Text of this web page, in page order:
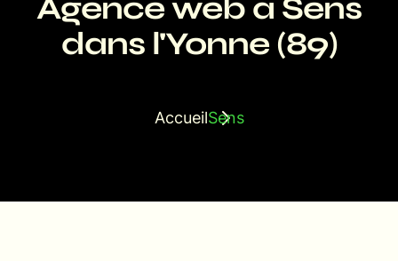
Agence web à Sens
dans l'Yonne (89)
AccueilSens